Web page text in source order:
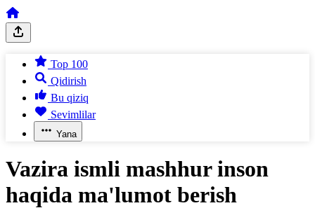
Top 100
Qidirish
Bu qiziq
Sevimlilar
Yana
Vazira ismli mashhur inson
haqida ma'lumot berish